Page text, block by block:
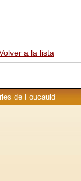
a la lista
de Foucauld